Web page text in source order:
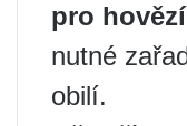
pro
nutné
obilí.